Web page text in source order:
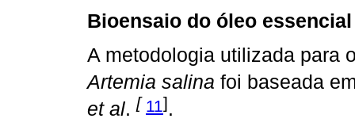
Bioensaio do óleo
A metodologia utilizada para
Artemia salina foi baseada
et al.[ 11].